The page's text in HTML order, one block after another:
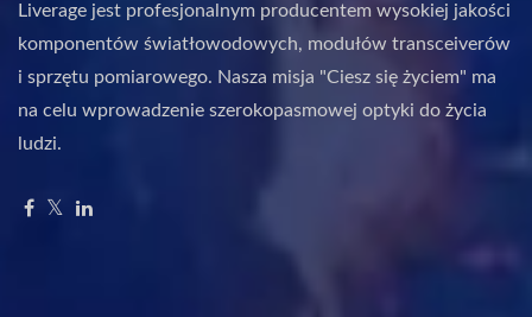
Liverage jest profesjonalnym producentem wysokiej jakości
komponentów światłowodowych, modułów transceiverów
i sprzętu pomiarowego. Nasza misja "Ciesz się życiem" ma
na celu wprowadzenie szerokopasmowej optyki do życia
ludzi.